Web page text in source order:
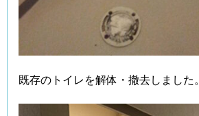
既存のトイレを解体・撤去しました。